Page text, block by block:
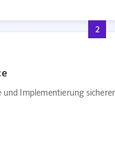
2
Implementierung